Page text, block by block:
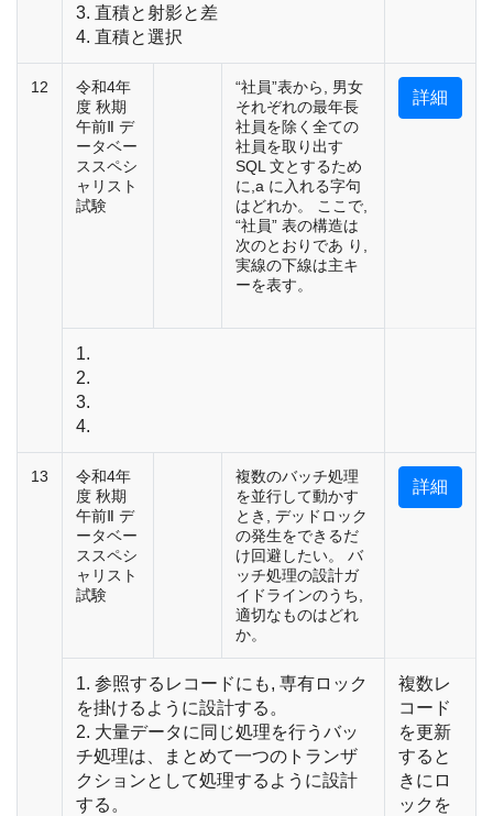
3. 直積と射影と差
4. 直積と選択
12
令和4年
度 秋期
午前Ⅱ デ
ータベー
ススペシ
ャリスト
試験
“社員”表から, 男女
それぞれの最年長
社員を除く全ての
社員を取り出す
SQL 文とするため
に,a に入れる字句
はどれか。 ここで,
“社員” 表の構造は
次のとおりであ り,
実線の下線は主キ
ーを表す。
詳細
1.
2.
3.
4.
13
令和4年
度 秋期
午前Ⅱ デ
ータベー
ススペシ
ャリスト
試験
複数のバッチ処理
を並行して動かす
とき, デッドロック
の発生をできるだ
け回避したい。 バ
ッチ処理の設計ガ
イドラインのうち,
適切なものはどれ
か。
詳細
1. 参照するレコードにも, 専有ロック
を掛けるように設計する。
2. 大量データに同じ処理を行うバッ
チ処理は、まとめて一つのトランザ
クションとして処理するように設計
する。
複数レ
コード
を更新
すると
きにロ
ックを